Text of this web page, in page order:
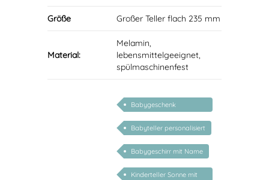
Größe Großer Teller flach 235 mm
Material:
Melamin,
lebensmittelgeeignet,
spülmaschinenfest
Babygeschenk
personalisiert
Babyteller personalisiert
Babygeschirr mit Name
Kinderteller Sonne mit